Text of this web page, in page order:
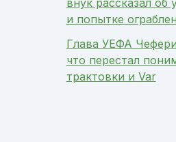
и попытке
Глава УЕФА
что перестал
трактовки и Var